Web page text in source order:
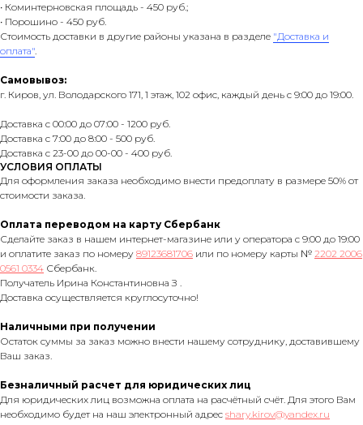
• Коминтерновская площадь - 450 руб.;
• Порошино - 450 руб.
Стоимость доставки в другие районы указана в разделе "Доставка и
оплата".
Самовывоз:
г. Киров, ул. Володарского 171, 1 этаж, 102 офис, каждый день с 9:00 до 19:00.
Доставка с 00:00 до 07:00 - 1200 руб.
Доставка с 7:00 до 8:00 - 500 руб.
Доставка с 23-00 до 00-00 - 400 руб.
УСЛОВИЯ ОПЛАТЫ
Для оформления заказа необходимо внести предоплату в размере 50% от
стоимости заказа.
Оплата переводом на карту Сбербанк
Сделайте заказ в нашем интернет-магазине или у оператора с 9:00 до 19:00
и оплатите заказ по номеру 89123681706 или по номеру карты № 2202 2006
0561 0334 Сбербанк.
Получатель Ирина Константиновна З .
Доставка осуществляется круглосуточно!
Наличными при получении
Остаток суммы за заказ можно внести нашему сотруднику, доставившему
Ваш заказ.
Безналичный расчет для юридических лиц
Для юридических лиц возможна оплата на расчётный счёт. Для этого Вам
необходимо будет на наш электронный адрес shary.kirov@yandex.ru